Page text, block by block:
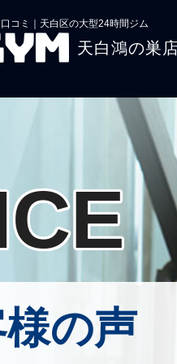
コミ｜天白区の大型24時間ジム
天白鴻の巣
の声